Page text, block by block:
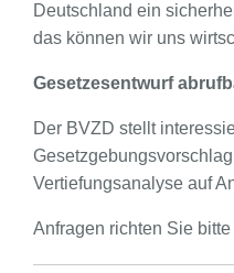
Deutschland ein
das können wir uns
Gesetzesentwurf
Der BVZD stellt
Vertiefungsanalyse auf
Anfragen richten Sie bitte